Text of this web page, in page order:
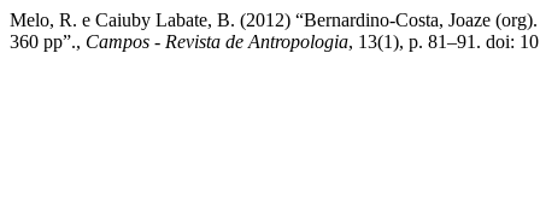
Melo, R. e Caiuby Labate, B. (2012) “Bernardino-Costa, Joaze
360 pp”., Campos - Revista de Antropologia, 13(1), p. 81–91. doi: